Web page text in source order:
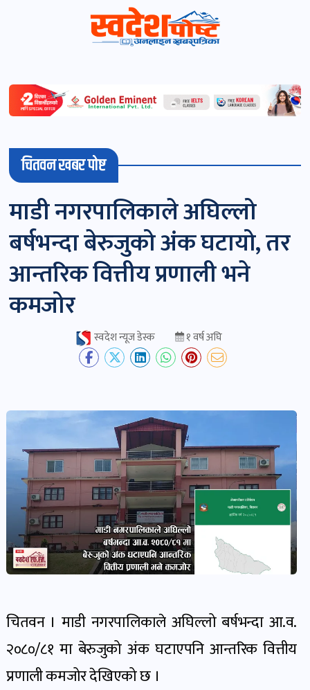
विशेष
माडी
(स्थानीय)
खबर
पोष्ट
खबर
पोष्ट
विकास-
निर्माण
खबर
पोष्ट
कृषि
पोष्ट
पर्यटन
चितवन खबर पोष्ट
माडी नगरपालिकाले अघिल्लो
बर्षभन्दा बेरुजुको अंक घटायो, तर
आन्तरिक वित्तीय प्रणाली भने
कमजोर
स्वदेश न्यूज डेस्क १ वर्ष अघि
चितवन । माडी नगरपालिकाले अघिल्लो बर्षभन्दा आ.व.
२०८०/८१ मा बेरुजुको अंक घटाएपनि आन्तरिक वित्तीय
प्रणाली कमजोर देखिएको छ ।